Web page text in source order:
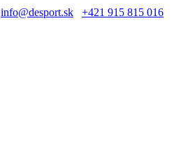
info@desport.sk +421 915 815 016